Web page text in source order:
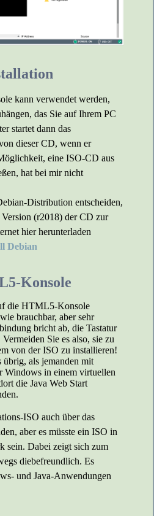
kann verwendet werden,
das Sie auf Ihrem PC
startet dann das
dieser CD, wenn er
eine ISO-CD aus
hat bei mir nicht
Distribution entscheiden,
Version (r2018) der CD zur
hier herunterladen
Debian
Konsole
die HTML5-Konsole
brauchbar, aber sehr
bricht ab, die Tastatur
Sie es also, sie zu
von der ISO zu installieren!
übrig, als jemanden mit
Windows in einem virtuellen
die Java Web Start
ISO auch über das
aber es müsste ein ISO in
sein. Dabei zeigt sich zum
diebefreundlich. Es
und Java-Anwendungen